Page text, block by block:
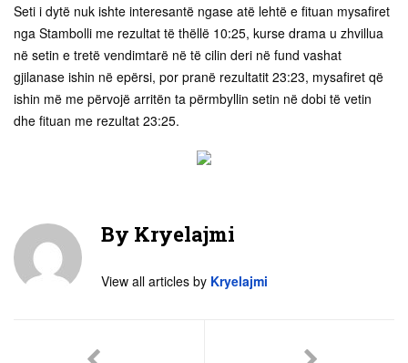
Seti i dytë nuk ishte interesantë ngase atë lehtë e fituan mysafiret
nga Stambolli me rezultat të thëllë 10:25, kurse drama u zhvillua
në setin e tretë vendimtarë në të cilin deri në fund vashat
gjilanase ishin në epërsi, por pranë rezultatit 23:23, mysafiret që
ishin më me përvojë arritën ta përmbyllin setin në dobi të vetin
dhe fituan me rezultat 23:25.
By Kryelajmi
View all articles by Kryelajmi